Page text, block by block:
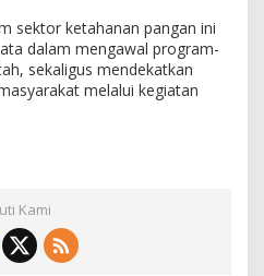
sektor ketahanan pangan ini
dalam mengawal program-
sekaligus mendekatkan
melalui kegiatan
Kami